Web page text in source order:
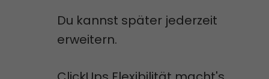
Du kannst später jederzeit
erweitern.